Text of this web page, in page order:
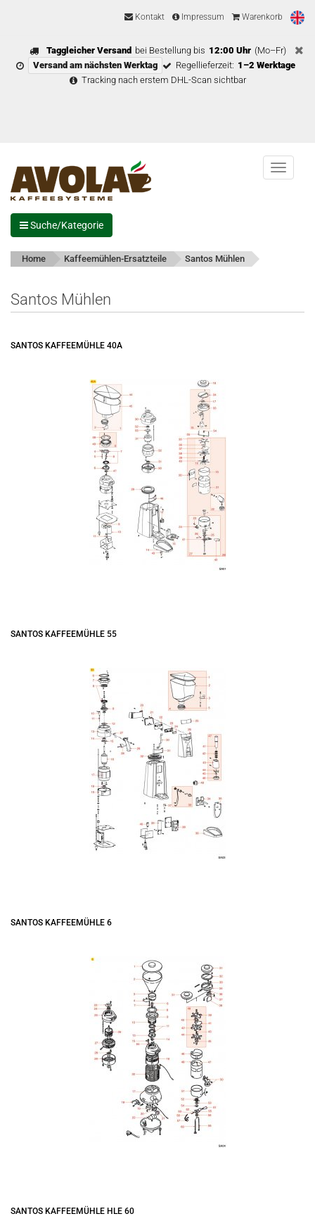
Kontakt Impressum Warenkorb
Taggleicher Versand bei Bestellung bis 12:00 Uhr (Mo–Fr)
Versand am nächsten Werktag
Regellieferzeit: 1–2 Werktage
Tracking nach erstem DHL-Scan sichtbar
Menu
Suche/Kategorie
Home Kaffeemühlen-Ersatzteile Santos Mühlen
Santos Mühlen
SANTOS KAFFEEMÜHLE 40A
SANTOS KAFFEEMÜHLE 55
SANTOS KAFFEEMÜHLE 6
SANTOS KAFFEEMÜHLE HLE 60